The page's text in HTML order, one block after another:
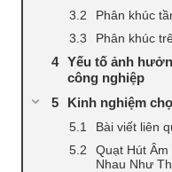
Phân khúc
Phân khúc
Yếu tố ảnh
công nghiệp
Kinh nghiệm
Bài viết liên
Quạt Hút
Nhau Như